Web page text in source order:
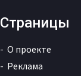
Страницы
О проекте
Реклама